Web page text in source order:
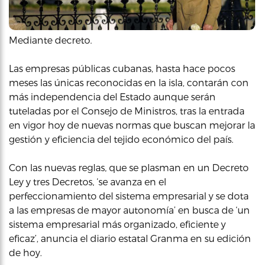
Mediante decreto.
Las empresas públicas cubanas, hasta hace pocos
meses las únicas reconocidas en la isla, contarán con
más independencia del Estado aunque serán
tuteladas por el Consejo de Ministros, tras la entrada
en vigor hoy de nuevas normas que buscan mejorar la
gestión y eficiencia del tejido económico del país.
Con las nuevas reglas, que se plasman en un Decreto
Ley y tres Decretos, ‘se avanza en el
perfeccionamiento del sistema empresarial y se dota
a las empresas de mayor autonomía’ en busca de ‘un
sistema empresarial más organizado, eficiente y
eficaz’, anuncia el diario estatal Granma en su edición
de hoy.